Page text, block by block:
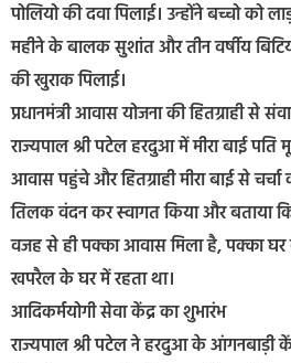
पोलियो की दवा पिलाई। उन्होंने बच्चो को
महीने के बालक सुशांत और तीन वर्षीय
की खुराक पिलाई।
प्रधानमंत्री आवास योजना की हितग्राही से
राज्यपाल श्री पटेल हरदुआ में मीरा बाई पति
आवास पहुंचे और हितग्राही मीरा बाई से चर्चा
तिलक वंदन कर स्‍वागत किया और बताया कि
वजह से ही पक्का आवास मिला है, पक्का घर
खपरैल के घर में रहता था।
आदिकर्मयोगी सेवा केंद्र का शुभारंभ
राज्यपाल श्री पटेल ने हरदुआ के आंगनबाड़ी